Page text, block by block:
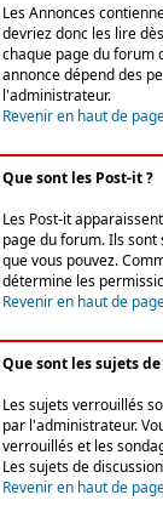
Les Annonces
devriez donc les lire
chaque page du forum
annonce dépend des
l'administrateur.
Revenir en haut de
Que sont les Post-it ?
Les Post-it
page du forum. Ils
que vous pouvez.
détermine les
Revenir en haut de
Que sont les sujets
Les sujets verrouillés
par l'administrateur.
verrouillés et les
Les sujets de
Revenir en haut de